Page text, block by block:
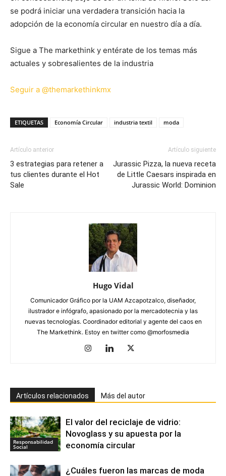
se podrá iniciar una verdadera transición hacia la
adopción de la economía circular en nuestro día a día.
Sigue a The markethink y entérate de los temas más
actuales y sobresalientes de la industria
Seguir a @themarkethinkmx
ETIQUETAS Economía Circular industria textil moda
Artículo anterior
3 estrategias para retener a
tus clientes durante el Hot
Sale
Artículo siguiente
Jurassic Pizza, la nueva receta
de Little Caesars inspirada en
Jurassic World: Dominion
Hugo Vidal
Comunicador Gráfico por la UAM Azcapotzalco, diseñador,
ilustrador e infógrafo, apasionado por la mercadotecnia y las
nuevas tecnologías. Coordinador editorial y agente del caos en
The Markethink. Estoy en twitter como @morfosmedia
Artículos relacionados Más del autor
Responsabilidad
Social
El valor del reciclaje de vidrio:
Novoglass y su apuesta por la
economía circular
¿Cuáles fueron las marcas de moda